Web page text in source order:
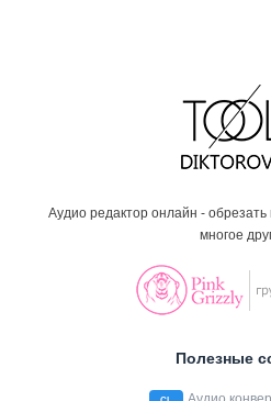
Аудио редактор онлайн - обрезать
многое
Полезные